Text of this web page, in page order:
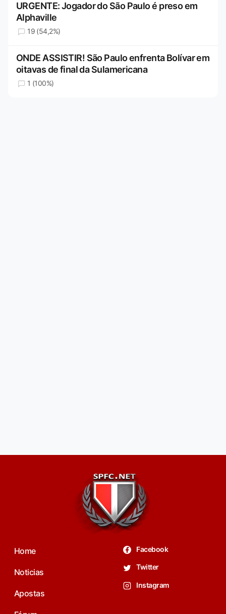
URGENTE: Jogador do São Paulo é preso em
Alphaville
19 (54,2%)
ONDE ASSISTIR! São Paulo enfrenta Bolívar em
oitavas de final da Sulamericana
1 (100%)
Home
Noticias
Apostas
Facebook
Twitter
Instagram